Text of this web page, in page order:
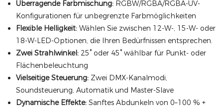
Überragende Farbmischung:RGBW/RGBA/RGBA-UV-
Konfigurationen für unbegrenzte Farbmöglichkeiten
Flexible Helligkeit:Wählen Sie zwischen 12-W-, 15-W- oder
18-W-LED-Optionen, die Ihren Bedürfnissen entsprechen.
Zwei Strahlwinkel:25° oder 45° wählbar für Punkt- oder
Flächenbeleuchtung
Vielseitige Steuerung:Zwei DMX-Kanalmodi,
Soundsteuerung, Automatik und Master-Slave
Dynamische Effekte:Sanftes Abdunkeln von 0–100 % +